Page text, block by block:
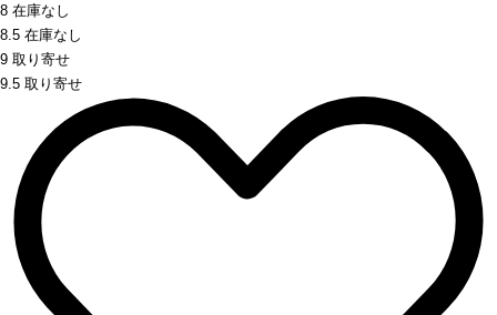
8 在庫なし
8.5 在庫なし
9 取り寄せ
9.5 取り寄せ